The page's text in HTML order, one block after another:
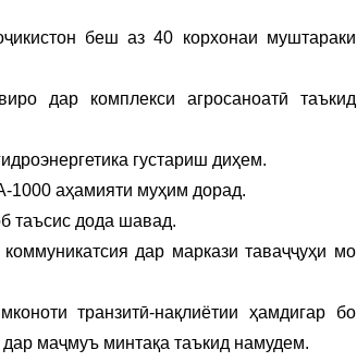
беш аз 40 корхонаи муштараки
дар комплекси агросаноатӣ таъкид
густариш диҳем.
1000 аҳамияти муҳим дорад.
таъсис дода шавад.
дар маркази таваҷҷуҳи мо
транзитӣ-нақлиётии ҳамдигар бо
маҷмуъ минтақа таъкид намудем.